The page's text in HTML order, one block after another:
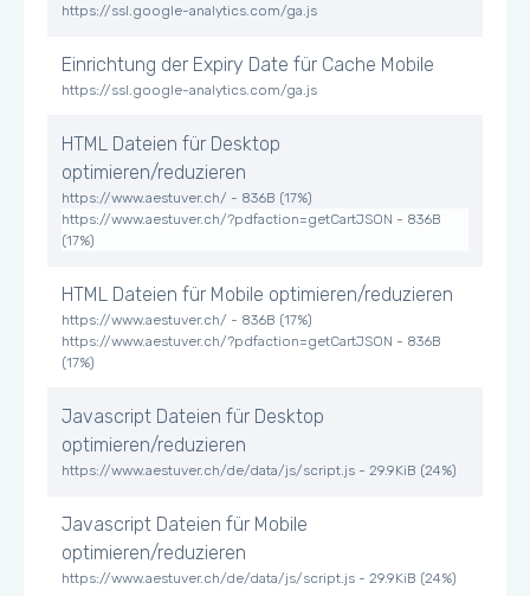
https://ssl.google-analytics.com/ga.js
Einrichtung der Expiry Date für Cache Mobile
https://ssl.google-analytics.com/ga.js
HTML Dateien für Desktop
optimieren/reduzieren
https://www.aestuver.ch/ - 836B (17%)
https://www.aestuver.ch/?pdfaction=getCartJSON - 836B
(17%)
HTML Dateien für Mobile optimieren/reduzieren
https://www.aestuver.ch/ - 836B (17%)
https://www.aestuver.ch/?pdfaction=getCartJSON - 836B
(17%)
Javascript Dateien für Desktop
optimieren/reduzieren
https://www.aestuver.ch/de/data/js/script.js - 29.9KiB (24%)
Javascript Dateien für Mobile
optimieren/reduzieren
https://www.aestuver.ch/de/data/js/script.js - 29.9KiB (24%)